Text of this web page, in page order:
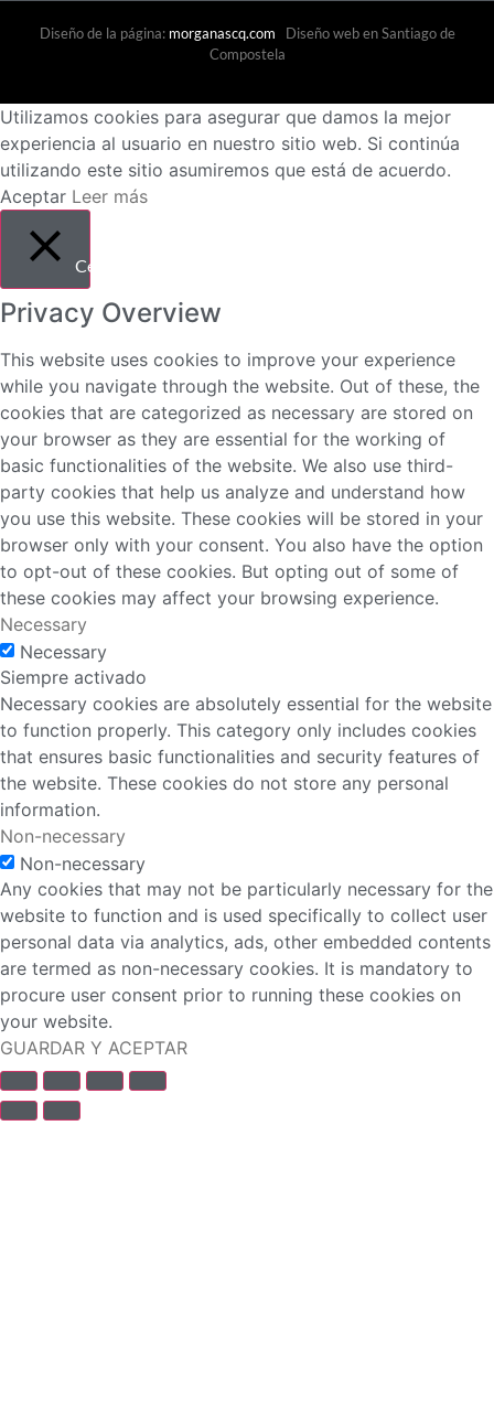
Diseño de la página: morganascq.com
Diseño web en Santiago de
Compostela
Utilizamos cookies para asegurar que damos la mejor
experiencia al usuario en nuestro sitio web. Si continúa
utilizando este sitio asumiremos que está de acuerdo.
Aceptar Leer más
Cerrar
Privacy Overview
This website uses cookies to improve your experience
while you navigate through the website. Out of these, the
cookies that are categorized as necessary are stored on
your browser as they are essential for the working of
basic functionalities of the website. We also use third-
party cookies that help us analyze and understand how
you use this website. These cookies will be stored in your
browser only with your consent. You also have the option
to opt-out of these cookies. But opting out of some of
these cookies may affect your browsing experience.
Necessary
Necessary
Siempre activado
Necessary cookies are absolutely essential for the website
to function properly. This category only includes cookies
that ensures basic functionalities and security features of
the website. These cookies do not store any personal
information.
Non-necessary
Non-necessary
Any cookies that may not be particularly necessary for the
website to function and is used specifically to collect user
personal data via analytics, ads, other embedded contents
are termed as non-necessary cookies. It is mandatory to
procure user consent prior to running these cookies on
your website.
GUARDAR Y ACEPTAR